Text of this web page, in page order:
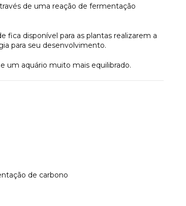
de uma reação de fermentação
fica disponível para as plantas realizarem a
para seu desenvolvimento.
um aquário muito mais equilibrado.
de carbono